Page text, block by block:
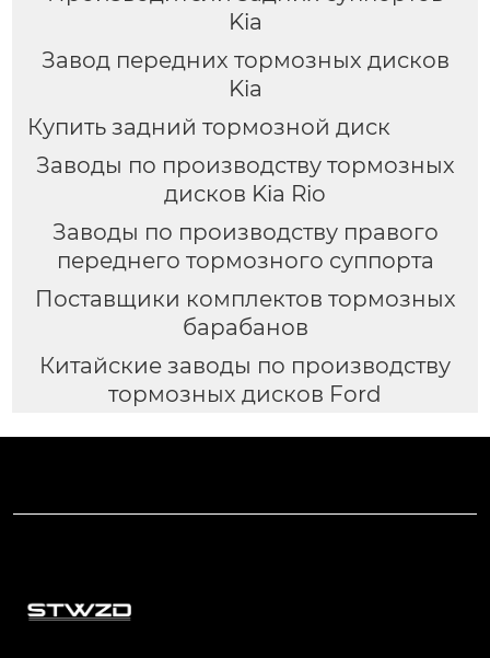
Kia
Завод передних тормозных дисков
Kia
Купить задний тормозной диск
Заводы по производству тормозных
дисков Kia Rio
Заводы по производству правого
переднего тормозного суппорта
Поставщики комплектов тормозных
барабанов
Китайские заводы по производству
тормозных дисков Ford